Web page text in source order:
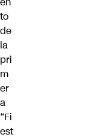
to
de
la
pri
m
er
a
“Fi
est